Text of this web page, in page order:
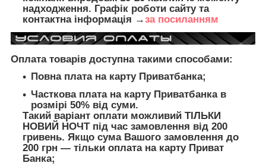
надходження. Графік роботи сайту та
контактна інформація →за посиланням
Оплата товарів доступна такими способами:
Повна плата на карту Приватбанка;
Часткова плата на карту Приватбанка в
розмірі 50% від суми.
Такий варіант оплати можливий ТІЛЬКИ
НОВИЙ НОЧТ під час замовлення від 200
гривень. Якщо сума Вашого замовлення до
200 грн — тільки оплата на карту Приват
Банка;